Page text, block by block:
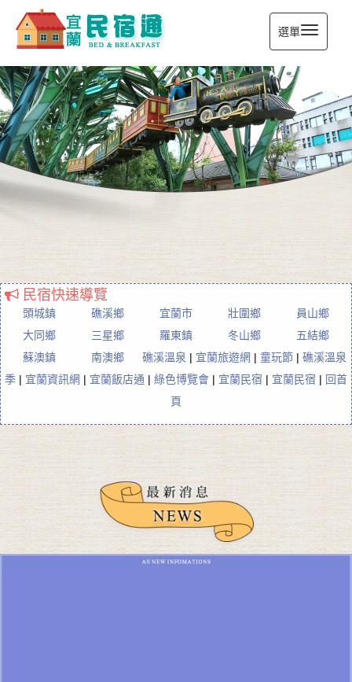
宜蘭民宿通
選單
民宿快速導覽
頭城鎮 礁溪鄉 宜蘭市 壯圍鄉
員山鄉
大同鄉
三星鄉 羅東鎮 冬山鄉
五結鄉
蘇澳鎮
南澳鄉 礁溪溫泉 | 宜蘭旅遊網 |童玩節 |礁溪溫泉
季 | 宜蘭資訊網 | 宜蘭飯店通 | 綠色博覽會 | 宜蘭民宿 | 宜蘭民宿 | 回首
頁